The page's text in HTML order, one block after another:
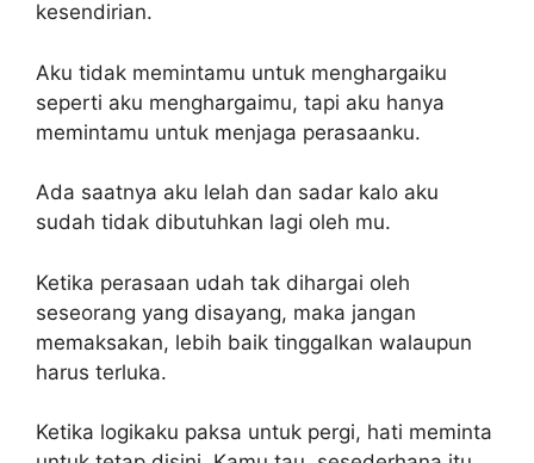
kesendirian.
Aku tidak memintamu untuk menghargaiku
seperti aku menghargaimu, tapi aku hanya
memintamu untuk menjaga perasaanku.
Ada saatnya aku lelah dan sadar kalo aku
sudah tidak dibutuhkan lagi oleh mu.
Ketika perasaan udah tak dihargai oleh
seseorang yang disayang, maka jangan
memaksakan, lebih baik tinggalkan walaupun
harus terluka.
Ketika logikaku paksa untuk pergi, hati meminta